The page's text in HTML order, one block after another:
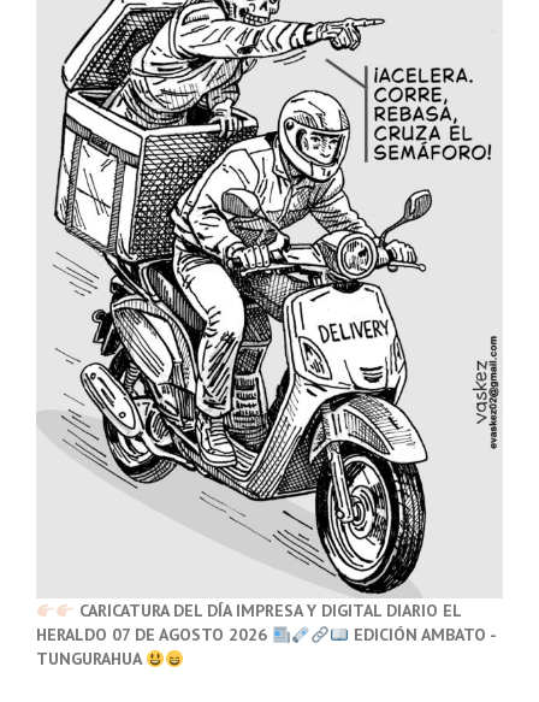
CARICATURA DEL DÍA IMPRESA Y DIGITAL DIARIO EL
HERALDO 07 DE AGOSTO 2026
EDICIÓN AMBATO -
TUNGURAHUA